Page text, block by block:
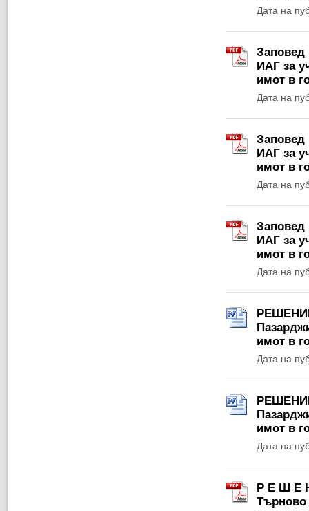
Дата на
Заповед
ИАГ за
имот в
Дата на
Заповед
ИАГ за
имот в
Дата на
Заповед
ИАГ за
имот в
Дата на
имот в
Дата на
имот в
Дата на
Р Е Ш Е
Търново